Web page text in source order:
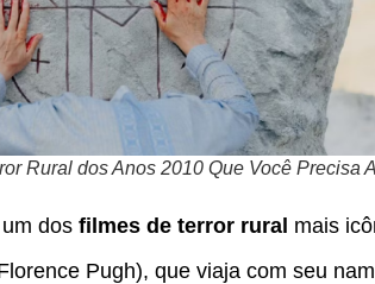
Rural dos Anos 2010 Que Você Precisa
dos filmes de terror rural mais
Pugh), que viaja com seu